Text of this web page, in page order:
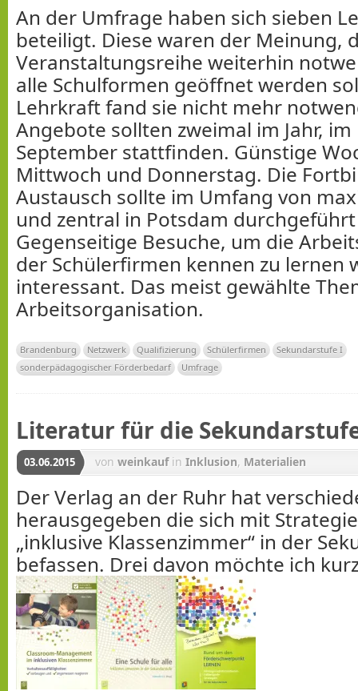
An der Umfrage haben sich sieben
beteiligt. Diese waren der Meinung,
Veranstaltungsreihe weiterhin
alle Schulformen geöffnet werden
Lehrkraft fand sie nicht mehr
Angebote sollten zweimal im Jahr,
September stattfinden. Günstige
Mittwoch und Donnerstag. Die
Austausch sollte im Umfang von
und zentral in Potsdam
Gegenseitige Besuche, um die
der Schülerfirmen kennen zu lernen
interessant. Das meist gewählte
Arbeitsorganisation.
Brandenburg Netzwerk Qualifizierung Schülerfirmen
Sekundarstufe I
sonderpädagogischer Förderbedarf
Umfrage
Literatur für die
03.06.2015 von weinkauf in Inklusion, Materialien
Der Verlag an der Ruhr hat
herausgegeben die sich mit
„inklusive Klassenzimmer“ in der
befassen. Drei davon möchte ich